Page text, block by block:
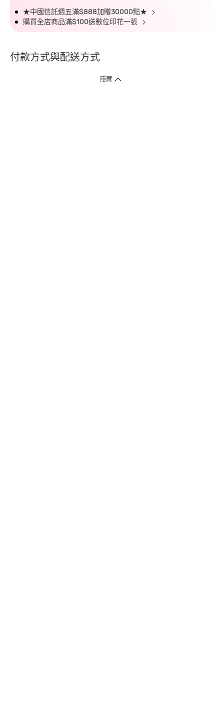
★中國信託週五滿$888加贈30000點★
購買全店商品滿$100送數位印花一張
付款方式與配送方式
隱藏